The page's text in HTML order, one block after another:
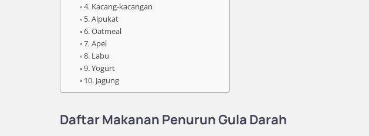
4. Kacang-kacangan
5. Alpukat
6. Oatmeal
7. Apel
8. Labu
9. Yogurt
10. Jagung
Daftar Makanan Penurun Gula Darah